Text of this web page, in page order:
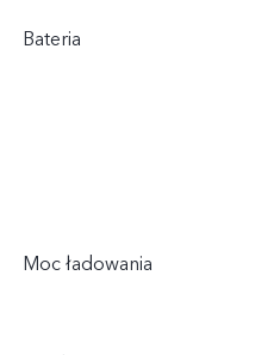
Bateria
Moc ładowania